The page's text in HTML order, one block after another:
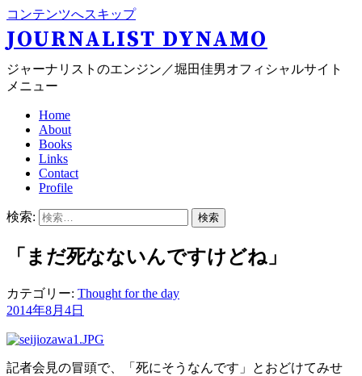
コンテンツへスキップ
JOURNALIST DYNAMO
ジャーナリストのエンジン／堀田佳男オフィシャルサイト
メニュー
Home
About
Books
Links
Contact
Profile
検索:
「まだ死なないんですけどね」
カテゴリー: Thought for the day
2014年8月4日
記者会見の冒頭で、「死にそうなんです」とおどけてみせ